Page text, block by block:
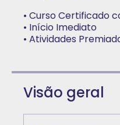
• Curso Certificado
• Início Imediato
• Atividades
Visão geral